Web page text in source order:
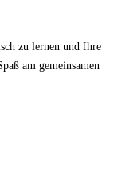
zu lernen und Ihre
am gemeinsamen